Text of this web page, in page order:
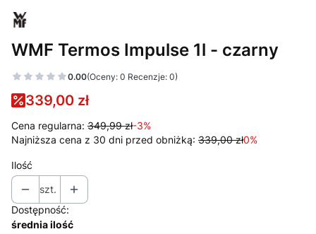
WMF Termos Impulse 1l - czarny
0.00(Oceny: 0 Recenzje: 0)
339,00 zł
Cena regularna: 349,99 zł-3%
Najniższa cena z 30 dni przed obniżką: 339,00 zł0%
Ilość
szt.
Dostępność:
średnia ilość